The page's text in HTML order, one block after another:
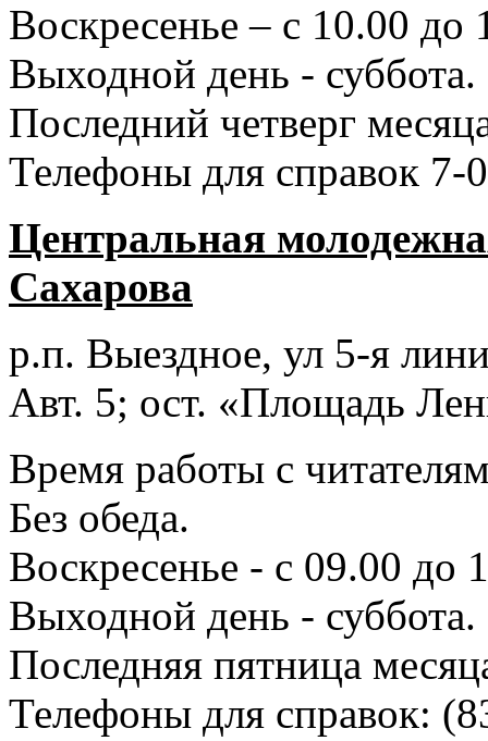
Воскресенье – с 10.00 до
Выходной день - суббота.
Последний четверг
Телефоны для справок 7-
Центральная
Сахарова
р.п. Выездное, ул 5-я
Авт. 5; ост. «Площадь
Время работы с
Без обеда.
Воскресенье - с 09.00 до
Выходной день - суббота.
Последняя пятница
Телефоны для справок: